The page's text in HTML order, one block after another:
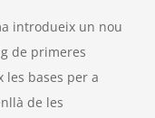
introdueix un nou
de primeres
les bases per a
de les